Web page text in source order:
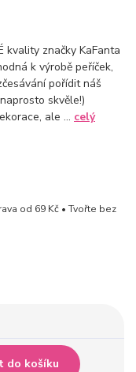
kvality značky KaFanta
k výrobě peříček,
pořídit náš
skvěle!)
ale ... celý
od 69 Kč • Tvořte bez
do košíku